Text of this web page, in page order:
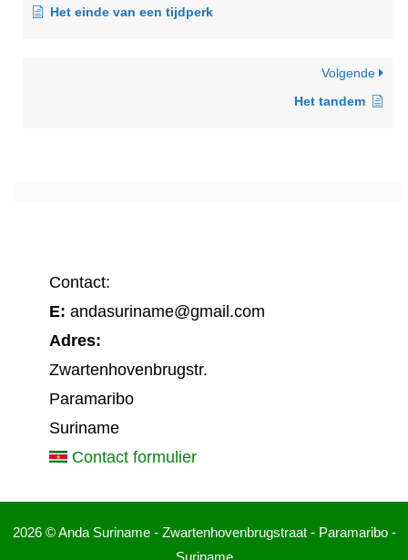
Het einde van een tijdperk
Volgende
Het tandem
Contact:
E: andasuriname@gmail.com
Adres:
Zwartenhovenbrugstr.
Paramaribo
Suriname
Contact formulier
2026 © Anda Suriname - Zwartenhovenbrugstraat - Paramaribo -
Suriname